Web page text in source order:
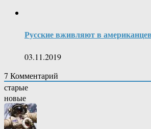
Русские вживляют в
03.11.2019
7 Комментарий
старые
новые